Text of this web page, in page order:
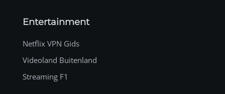
Entertainment
Netflix VPN Gids
Videoland Buitenland
Streaming F1